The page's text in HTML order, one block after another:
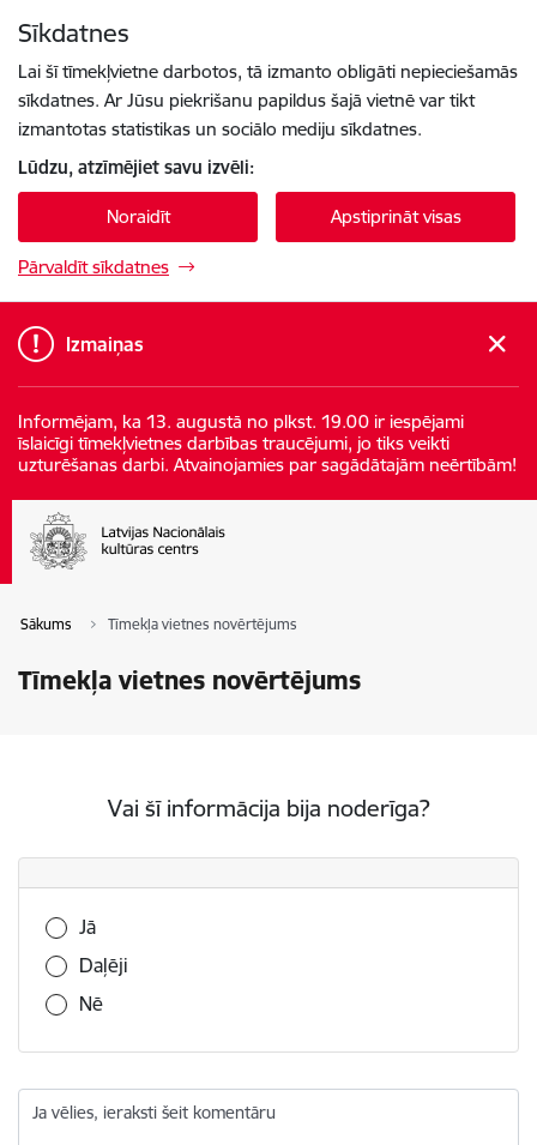
Sīkdatnes
Lai šī tīmekļvietne darbotos, tā izmanto obligāti nepieciešamās
sīkdatnes. Ar Jūsu piekrišanu papildus šajā vietnē var tikt
izmantotas statistikas un sociālo mediju sīkdatnes.
Lūdzu, atzīmējiet savu izvēli:
Noraidīt Apstiprināt visas
Pārvaldīt sīkdatnes
Izmaiņas
Informējam, ka 13. augustā no plkst. 19.00 ir iespējami
īslaicīgi tīmekļvietnes darbības traucējumi, jo tiks veikti
uzturēšanas darbi. Atvainojamies par sagādātajām neērtībām!
Sākums Tīmekļa vietnes novērtējums
Tīmekļa vietnes novērtējums
Vai šī informācija bija noderīga?
Vai šī informācija bija noderīga?
Jā
Daļēji
Nē
Ja vēlies, ieraksti šeit komentāru